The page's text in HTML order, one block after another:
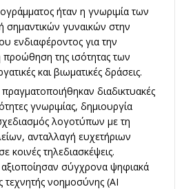
ήταν η γνωριμία των
γυναικών στην
ενδιαφέροντος για την
προώθηση της ισότητας των
και βιωματικές δράσεις.
διαδικτυακές
γνωριμίας, δημιουργία
λογοτύπων με τη
ανταλλαγή ευχετήριων
κοινές τηλεδιασκέψεις.
σύγχρονα ψηφιακά
τεχνητής νοημοσύνης (AI